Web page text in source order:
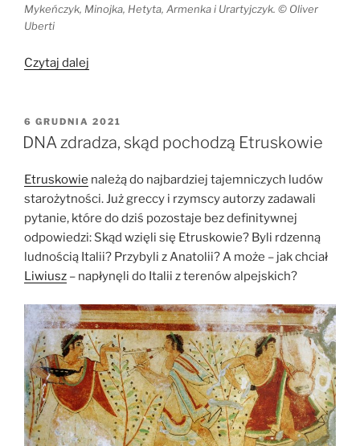
Mykeńczyk, Minojka, Hetyta, Armenka i Urartyjczyk. © Oliver
Uberti
Czytaj dalej
nowe
dane
OPUBLIKOWANE
W
6 GRUDNIA 2021
DNA zdradza, skąd pochodzą Etruskowie
Etruskowie należą do najbardziej tajemniczych ludów
starożytności. Już greccy i rzymscy autorzy zadawali
pytanie, które do dziś pozostaje bez definitywnej
odpowiedzi: Skąd wzięli się Etruskowie? Byli rdzenną
ludnością Italii? Przybyli z Anatolii? A może – jak chciał
Liwiusz – napłynęli do Italii z terenów alpejskich?